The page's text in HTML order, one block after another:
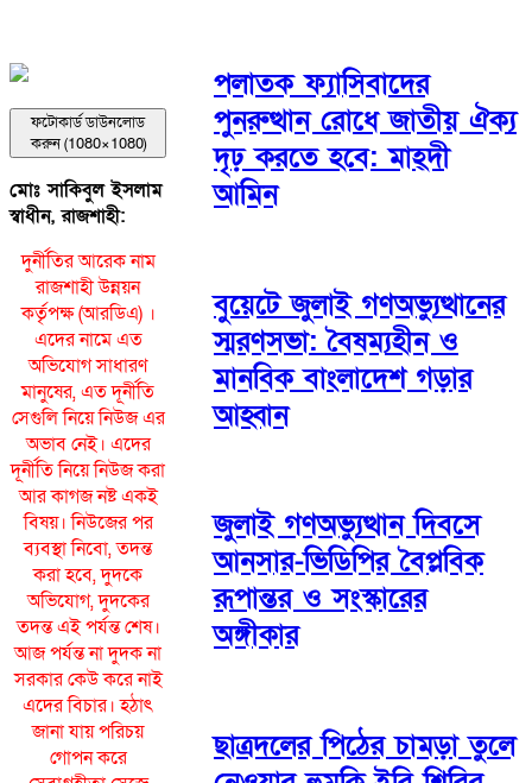
ফটোকার্ড ডাউনলোড
করুন (1080×1080)
মোঃ সাকিবুল ইসলাম
স্বাধীন, রাজশাহী:
দুর্নীতির আরেক নাম
রাজশাহী উন্নয়ন
কর্তৃপক্ষ (আরডিএ) ।
এদের নামে এত
অভিযোগ সাধারণ
মানুষের, এত দূর্নীতি
সেগুলি নিয়ে নিউজ এর
অভাব নেই। এদের
দূর্নীতি নিয়ে নিউজ করা
আর কাগজ নষ্ট একই
বিষয়। নিউজের পর
ব্যবস্থা নিবো, তদন্ত
করা হবে, দুদকে
অভিযোগ, দুদকের
তদন্ত এই পর্যন্ত শেষ।
আজ পর্যন্ত না দুদক না
সরকার কেউ করে নাই
এদের বিচার। হঠাৎ
জানা যায় পরিচয়
গোপন করে
পলাতক ফ্যাসিবাদের
পুনরুত্থান রোধে জাতীয় ঐক্য
দৃঢ় করতে হবে: মাহ্দী
আমিন
বুয়েটে জুলাই গণঅভ্যুত্থানের
স্মরণসভা: বৈষম্যহীন ও
মানবিক বাংলাদেশ গড়ার
আহ্বান
জুলাই গণঅভ্যুত্থান দিবসে
আনসার-ভিডিপির বৈপ্লবিক
রূপান্তর ও সংস্কারের
অঙ্গীকার
ছাত্রদলের পিঠের চামড়া তুলে